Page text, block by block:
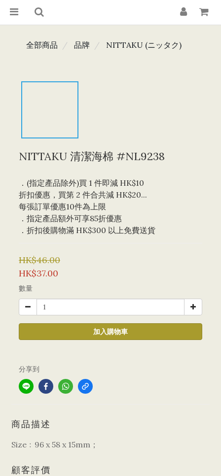
全部商品 品牌 NITTAKU (ニッタク)
NITTAKU 清潔海棉 #NL9238
．(指定產品除外)買 1 件即減 HK$10
折扣優惠，買第 2 件合共減 HK$20...
每張訂單優惠10件為上限
．指定產品額外可享85折優惠
．折扣後購物滿 HK$300 以上免費送貨
HK$46.00
HK$37.00
數量
加入購物車
分享到
商品描述
Size﹕96 x 58 x 15mm；
顧客評價